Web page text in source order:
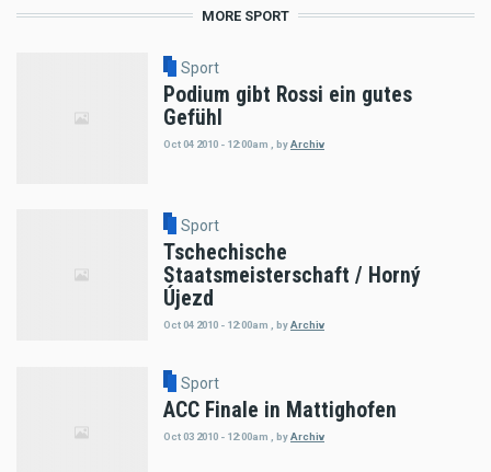
MORE SPORT
Sport
Podium gibt Rossi ein gutes
Gefühl
Oct 04 2010 - 12:00am , byArchiv
Sport
Tschechische
Staatsmeisterschaft / Horný
Újezd
Oct 04 2010 - 12:00am byArchiv
Sport
ACC Finale in Mattighofen
Oct 03 2010 - 12:00am byArchiv